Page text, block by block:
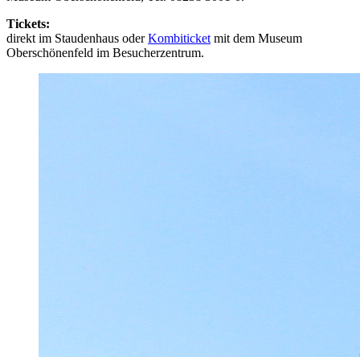
Tickets:
direkt im Staudenhaus oderKombiticket mit dem Museum
Oberschönenfeld im Besucherzentrum.